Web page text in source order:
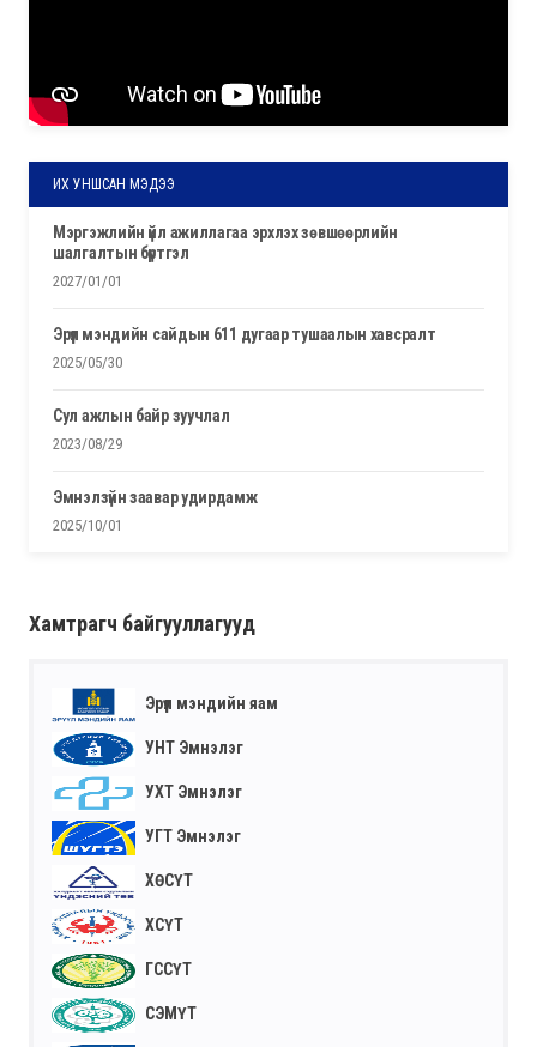
ИХ УНШСАН МЭДЭЭ
мэргэжлийн үйл ажиллагаа эрхлэх зөвшөөрлийн
шалгалтын бүртгэл
2027/01/01
эрүүл мэндийн сайдын 611 дугаар тушаалын хавсралт
2025/05/30
сул ажлын байр зуучлал
2023/08/29
эмнэлзүйн заавар удирдамж
2025/10/01
Хамтрагч байгууллагууд
Эрүүл мэндийн яам
УНТ Эмнэлэг
УХТ Эмнэлэг
УГТ Эмнэлэг
ХӨСҮТ
ХСҮТ
ГССҮТ
СЭМҮТ